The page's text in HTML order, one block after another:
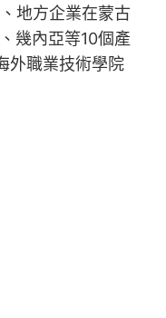
地方企業在蒙古
幾內亞等10個產
外職業技術學院